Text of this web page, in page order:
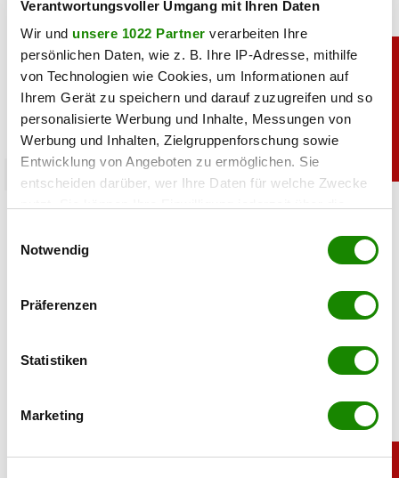
Verantwortungsvoller Umgang mit Ihren Daten
Wir und unsere 1022 Partner verarbeiten Ihre
persönlichen Daten, wie z. B. Ihre IP-Adresse, mithilfe
von Technologien wie Cookies, um Informationen auf
Ihrem Gerät zu speichern und darauf zuzugreifen und so
personalisierte Werbung und Inhalte, Messungen von
Werbung und Inhalten, Zielgruppenforschung sowie
Entwicklung von Angeboten zu ermöglichen. Sie
entscheiden darüber, wer Ihre Daten für welche Zwecke
Trigger Symbol ändern oder widerrufen
Informationen über Ihre geografische Lage
können
bestimmten Merkmalen (Fingerprinting) identifizieren
Erfahren Sie mehr darüber, wie Ihre persönlichen Daten
Notwendig
Präferenzen
Statistiken
Marketing
chronik
Crazy Cheese Konkurs: Käse-Millionär
Crazy Cheese ist pleite: Zwei Firmen sind insolvent, alle
Standorte wurden geschlossen. Das steckt hinter dem